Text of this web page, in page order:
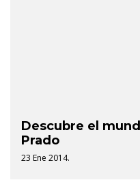
Descubre el
Prado
23 Ene 2014.